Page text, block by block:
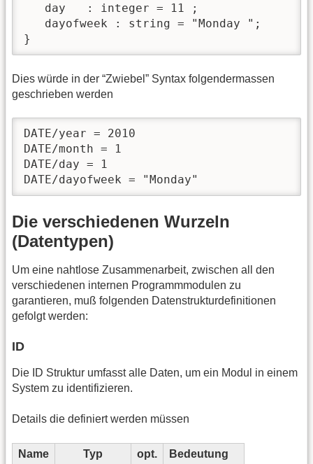
   day   : integer = 11 ;
   dayofweek : string = "Monday ";
}
Dies würde in der “Zwiebel” Syntax folgendermassen
geschrieben werden
DATE/year = 2010
DATE/month = 1
DATE/day = 1
DATE/dayofweek = "Monday"
Die verschiedenen Wurzeln
(Datentypen)
Um eine nahtlose Zusammenarbeit, zwischen all den
verschiedenen internen Programmmodulen zu
garantieren, muß folgenden Datenstrukturdefinitionen
gefolgt werden:
ID
Die ID Struktur umfasst alle Daten, um ein Modul in einem
System zu identifizieren.
Details die definiert werden müssen
Name Typ opt. Bedeutung